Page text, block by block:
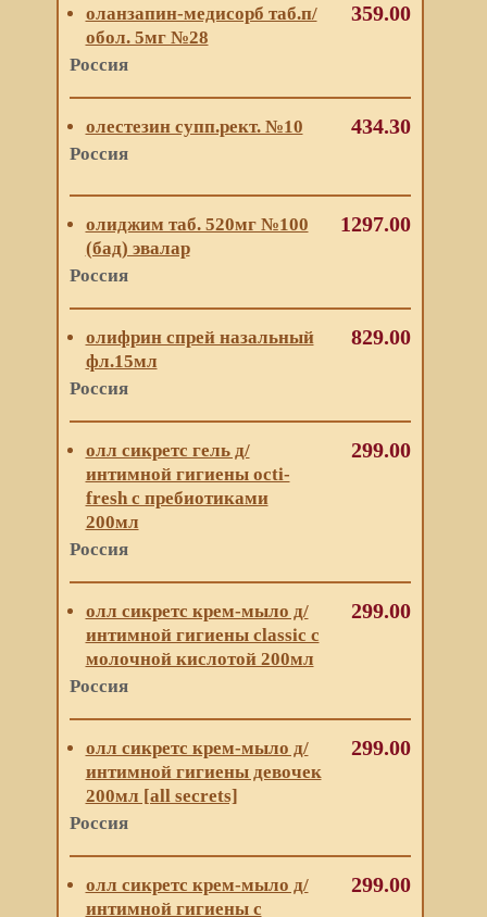
оланзапин-медисорб таб.п/
обол. 5мг №28
Россия
359.00
олестезин супп.рект. №10
Россия
434.30
олиджим таб. 520мг №100
(бад) эвалар
Россия
1297.00
олифрин спрей назальный
фл.15мл
Россия
829.00
олл сикретс гель д/
интимной гигиены octi-
fresh с пребиотиками
200мл
Россия
299.00
олл сикретс крем-мыло д/
интимной гигиены classic с
молочной кислотой 200мл
Россия
299.00
олл сикретс крем-мыло д/
интимной гигиены девочек
200мл [all secrets]
Россия
299.00
олл сикретс крем-мыло д/
интимной гигиены с
299.00